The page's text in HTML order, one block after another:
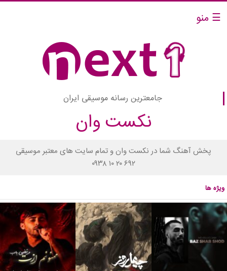
☰ منو
جامعترین رسانه موسیقی ایران
نکست وان
پخش آهنگ شما در نکست وان و تمام سایت های معتبر موسیقی
۰۹۳۸ ۱۰ ۲۰ ۶۹۲
ویژه ها